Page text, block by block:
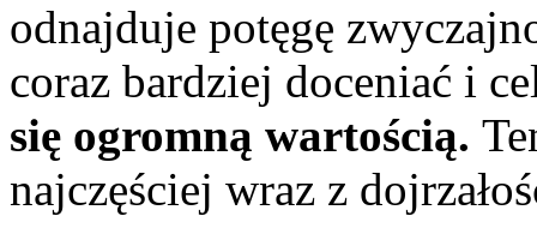
odnajduje potęgę
coraz bardziej doceniać i
się ogromną wartością.
najczęściej wraz z